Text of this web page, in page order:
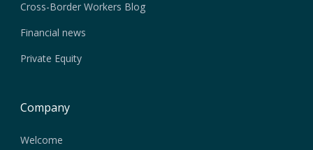
Cross-Border Workers Blog
Financial news
Private Equity
Company
Welcome